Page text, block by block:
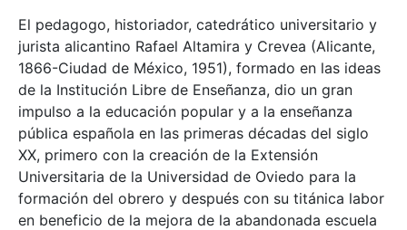
El pedagogo, historiador, catedrático universitario y
jurista alicantino Rafael Altamira y Crevea (Alicante,
1866-Ciudad de México, 1951), formado en las ideas
de la Institución Libre de Enseñanza, dio un gran
impulso a la educación popular y a la enseñanza
pública española en las primeras décadas del siglo
XX, primero con la creación de la Extensión
Universitaria de la Universidad de Oviedo para la
formación del obrero y después con su titánica labor
en beneficio de la mejora de la abandonada escuela